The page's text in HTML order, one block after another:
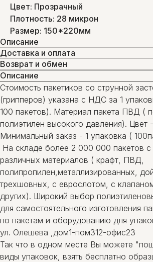
Цвет: Прозрачный
Плотность: 28 микрон
Размер: 150*220мм
Описание
Доставка и оплата
Возврат и обмен
Описание
Стоимость пакетиков со струнной
(грипперов) указана с НДС за 1
100 пакетов). Материал пакета ПВД (
полиэтилен высокого давления). Цвет
Минимальный заказ - 1 упаковка (
На складе более 2 000 000 пакетов
различных материалов ( крафт, ПВД,
полипропилен,металлизированных,
трехшовных, с еврослотом, с
других). Широкий выбор
для самостоятельного изготовления
по пакетам и оборудованию для
ул. Олешева ,дом1-пом312-офис23
Так что в одном месте Вы можете
виды упаковок, взять бесплатно